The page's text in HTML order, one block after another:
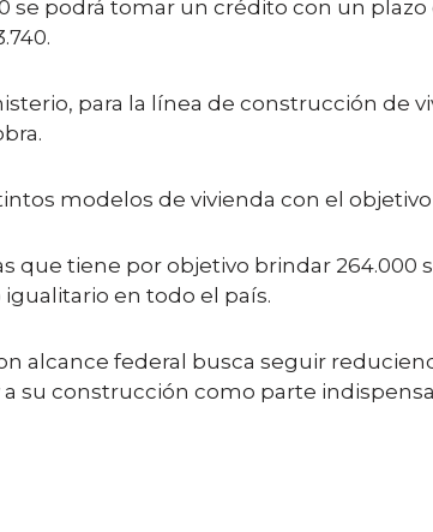
podrá tomar un crédito con un plazo
para la línea de construcción de
modelos de vivienda con el
que tiene por objetivo brindar 264.000
en todo el país.
alcance federal busca seguir
su construcción como parte